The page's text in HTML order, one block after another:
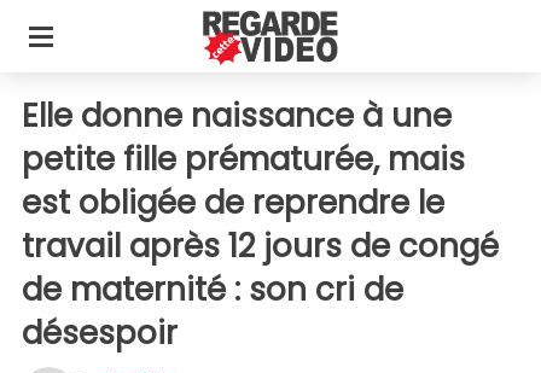
Elle donne naissance à une
petite fille prématurée, mais
est obligée de reprendre le
travail après 12 jours de congé
de maternité : son cri de
désespoir